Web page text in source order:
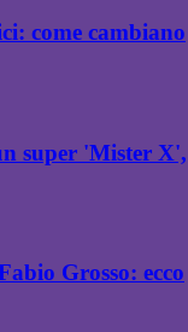
come cambiano
super 'Mister X',
Grosso: ecco